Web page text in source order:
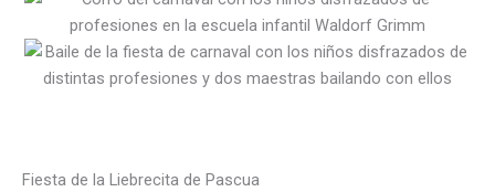
Fiesta de la Liebrecita de Pascua